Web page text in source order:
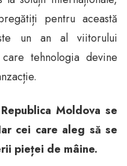
pentru această
un an al viitorului
tehnologia devine
Moldova se
cei care aleg să se
pieței de mâine.